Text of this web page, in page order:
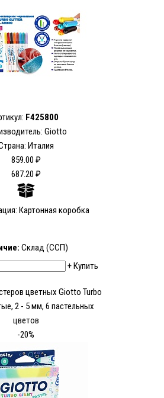
F425800
Giotto
Италия
859.00 ₽
687.20 ₽
Картонная коробка
Склад (ССП)
+Купить
цветных Giotto Turbo
2 - 5 мм, 6 пастельных
цветов
-20%